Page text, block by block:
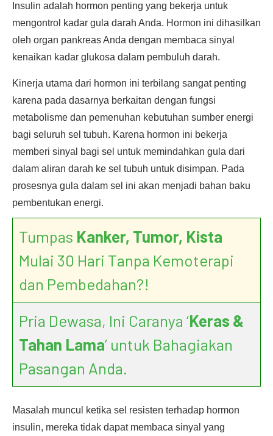
Insulin adalah hormon penting yang bekerja untuk
mengontrol kadar gula darah Anda. Hormon ini dihasilkan
oleh organ pankreas Anda dengan membaca sinyal
kenaikan kadar glukosa dalam pembuluh darah.
Kinerja utama dari hormon ini terbilang sangat penting
karena pada dasarnya berkaitan dengan fungsi
metabolisme dan pemenuhan kebutuhan sumber energi
bagi seluruh sel tubuh. Karena hormon ini bekerja
memberi sinyal bagi sel untuk memindahkan gula dari
dalam aliran darah ke sel tubuh untuk disimpan. Pada
prosesnya gula dalam sel ini akan menjadi bahan baku
pembentukan energi.
Tumpas Kanker, Tumor, Kista
Mulai 30 Hari Tanpa Kemoterapi
dan Pembedahan?!
Pria Dewasa, Ini Caranya ‘Keras &
Tahan Lama’ untuk Bahagiakan
Pasangan Anda.
Masalah muncul ketika sel resisten terhadap hormon
insulin, mereka tidak dapat membaca sinyal yang